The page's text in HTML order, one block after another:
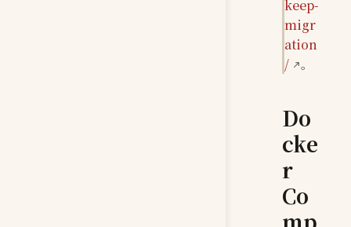
keep-
migr
ation
/
。
Do
cke
r
Co